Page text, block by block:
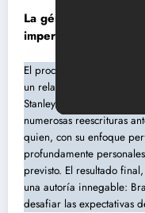
La génesis
imperfecta
El proceso de producción
un relato mítico.
Stanley Kubrick y escrita
numerosas reescrituras
quien, con su enfoque
profundamente
previsto. El resultado
una autoría innegable:
desafiar las expectativas